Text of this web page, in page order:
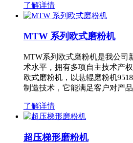
了解详情
MTW 系列欧式磨粉机
MTW系列欧式磨粉机是我公司
术水平，拥有多项自主技术产
欧式磨粉机，以悬辊磨粉机
制造技术，它能满足客户对产
了解详情
超压梯形磨粉机